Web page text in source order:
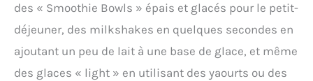
des « Smoothie Bowls » épais et glacés pour le petit-
déjeuner, des milkshakes en quelques secondes en
ajoutant un peu de lait à une base de glace, et même
des glaces « light » en utilisant des yaourts ou des